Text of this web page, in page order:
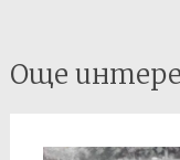
Post
navigation
Още